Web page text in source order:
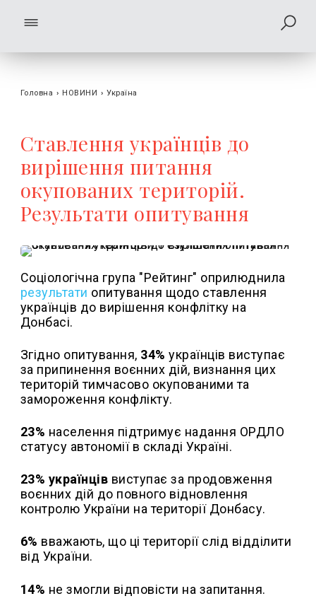
Головна › НОВИНИ › Україна
Ставлення українців до
вирішення питання
окупованих територій.
Результати опитування
Соціологічна група "Рейтинг" оприлюднила
результати опитування щодо ставлення
українців до вирішення конфлітку на
Донбасі.
Згідно опитування, 34% українців виступає
за припинення воєнних дій, визнання цих
територій тимчасово окупованими та
замороження конфлікту.
23% населення підтримує надання ОРДЛО
статусу автономії в складі Україні.
23% українців виступає за продовження
воєнних дій до повного відновлення
контролю України на території Донбасу.
6% вважають, що ці території слід відділити
від України.
14% не змогли відповісти на запитання.